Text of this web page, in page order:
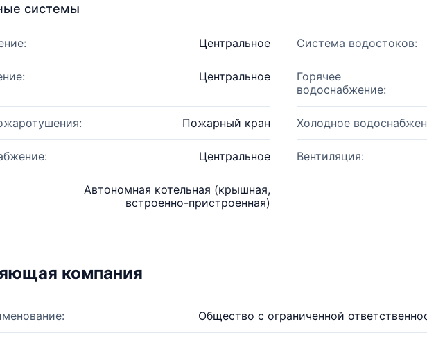
системы
Центральное Система водостоков:
Центральное
Горячее
водоснабжение:
Пожарный кран Холодное
Центральное Вентиляция:
Автономная котельная (крышная,
встроенно-пристроенная)
компания
Общество с ограниченной